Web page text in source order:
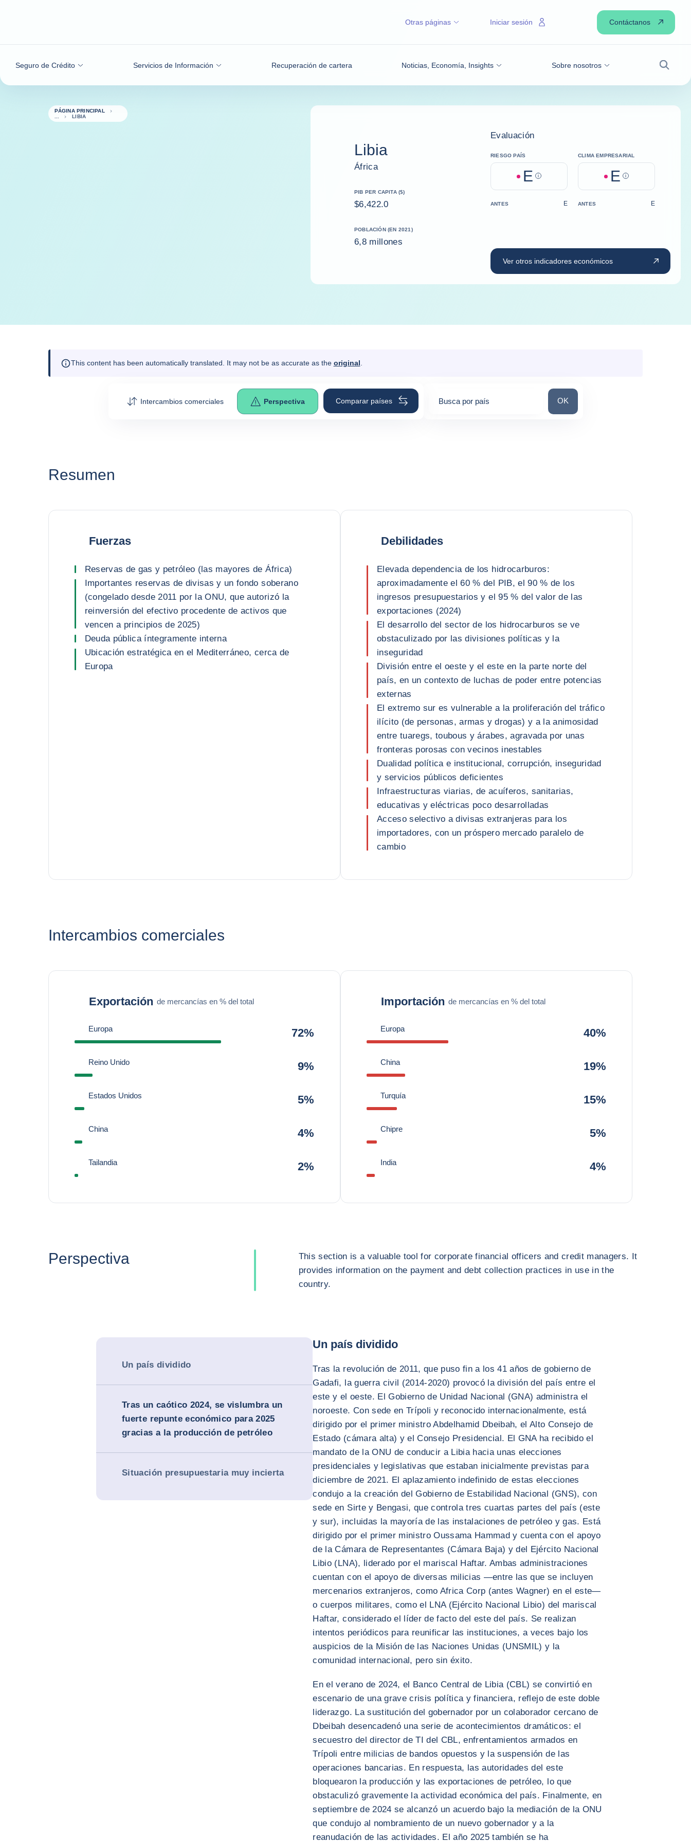
Seguro de Crédito Servicios de Información Recuperación de cartera Noticias, Economía, Insights Sobre nosotros
Buscar
Otras páginas Iniciar sesión Contáctanos
PÁGINA PRINCIPAL
LIBIA
Libia
África
PIB PER CAPITA ($)
$6,422.0
POBLACIÓN (EN 2021)
6,8 millones
Evaluación
RIESGO PAÍS
E Help
CLIMA EMPRESARIAL
E Help
ANTES E ANTES E
Ver otros indicadores económicos
This content has been automatically translated. It may not be as accurate as the original
Intercambios comerciales Perspectiva Comparar países Busca por país Busca por país
OK
Resumen
Fuerzas
Reservas de gas y petróleo (las mayores de África)
Importantes reservas de divisas y un fondo soberano
(congelado desde 2011 por la ONU, que autorizó la
reinversión del efectivo procedente de activos que
vencen a principios de 2025)
Deuda pública íntegramente interna
Ubicación estratégica en el Mediterráneo, cerca de
Europa
Debilidades
Elevada dependencia de los hidrocarburos:
aproximadamente el 60 % del PIB, el 90 % de los
ingresos presupuestarios y el 95 % del valor de las
exportaciones (2024)
El desarrollo del sector de los hidrocarburos se ve
obstaculizado por las divisiones políticas y la
inseguridad
División entre el oeste y el este en la parte norte del
país, en un contexto de luchas de poder entre potencias
externas
El extremo sur es vulnerable a la proliferación del tráfico
ilícito (de personas, armas y drogas) y a la animosidad
entre tuaregs, toubous y árabes, agravada por unas
fronteras porosas con vecinos inestables
Dualidad política e institucional, corrupción, inseguridad
y servicios públicos deficientes
Infraestructuras viarias, de acuíferos, sanitarias,
educativas y eléctricas poco desarrolladas
Acceso selectivo a divisas extranjeras para los
importadores, con un próspero mercado paralelo de
cambio
Intercambios comerciales
Exportación de mercancías en % del total
Europa 72%
Reino Unido 9%
Estados Unidos 5%
China 4%
Tailandia 2%
Importación de mercancías en % del total
Europa 40%
China 19%
Turquía 15%
Chipre 5%
India 4%
Perspectiva
This section is a valuable tool for corporate financial officers and credit managers. It
provides information on the payment and debt collection practices in use in the
country.
Un país dividido
Tras un caótico 2024, se vislumbra un
fuerte repunte económico para 2025
gracias a la producción de petróleo
Situación presupuestaria muy incierta
Un país dividido
Tras la revolución de 2011, que puso fin a los 41 años de gobierno de
Gadafi, la guerra civil (2014-2020) provocó la división del país entre el
este y el oeste. El Gobierno de Unidad Nacional (GNA) administra el
noroeste. Con sede en Trípoli y reconocido internacionalmente, está
dirigido por el primer ministro Abdelhamid Dbeibah, el Alto Consejo de
Estado (cámara alta) y el Consejo Presidencial. El GNA ha recibido el
mandato de la ONU de conducir a Libia hacia unas elecciones
presidenciales y legislativas que estaban inicialmente previstas para
diciembre de 2021. El aplazamiento indefinido de estas elecciones
condujo a la creación del Gobierno de Estabilidad Nacional (GNS), con
sede en Sirte y Bengasi, que controla tres cuartas partes del país (este
y sur), incluidas la mayoría de las instalaciones de petróleo y gas. Está
dirigido por el primer ministro Oussama Hammad y cuenta con el apoyo
de la Cámara de Representantes (Cámara Baja) y del Ejército Nacional
Libio (LNA), liderado por el mariscal Haftar. Ambas administraciones
cuentan con el apoyo de diversas milicias —entre las que se incluyen
mercenarios extranjeros, como Africa Corp (antes Wagner) en el este—
o cuerpos militares, como el LNA (Ejército Nacional Libio) del mariscal
Haftar, considerado el líder de facto del este del país. Se realizan
intentos periódicos para reunificar las instituciones, a veces bajo los
auspicios de la Misión de las Naciones Unidas (UNSMIL) y la
comunidad internacional, pero sin éxito.
En el verano de 2024, el Banco Central de Libia (CBL) se convirtió en
escenario de una grave crisis política y financiera, reflejo de este doble
liderazgo. La sustitución del gobernador por un colaborador cercano de
Dbeibah desencadenó una serie de acontecimientos dramáticos: el
secuestro del director de TI del CBL, enfrentamientos armados en
Trípoli entre milicias de bandos opuestos y la suspensión de las
operaciones bancarias. En respuesta, las autoridades del este
bloquearon la producción y las exportaciones de petróleo, lo que
obstaculizó gravemente la actividad económica del país. Finalmente, en
septiembre de 2024 se alcanzó un acuerdo bajo la mediación de la ONU
que condujo al nombramiento de un nuevo gobernador y a la
reanudación de las actividades. El año 2025 también se ha